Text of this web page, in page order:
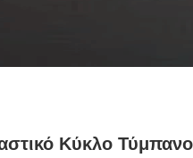
Κύκλο